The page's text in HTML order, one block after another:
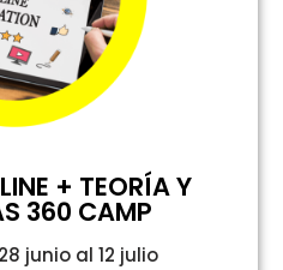
+ TEORÍA Y
360 CAMP
junio al 12 julio